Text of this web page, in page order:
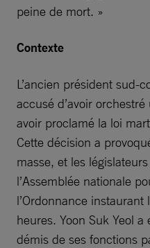
peine de mort. »
Contexte
L’ancien président sud-
accusé d’avoir
avoir proclamé la loi
Cette décision a
masse, et les
l’Assemblée nationale
l’Ordonnance
heures. Yoon Suk Yeol
démis de ses fonctions